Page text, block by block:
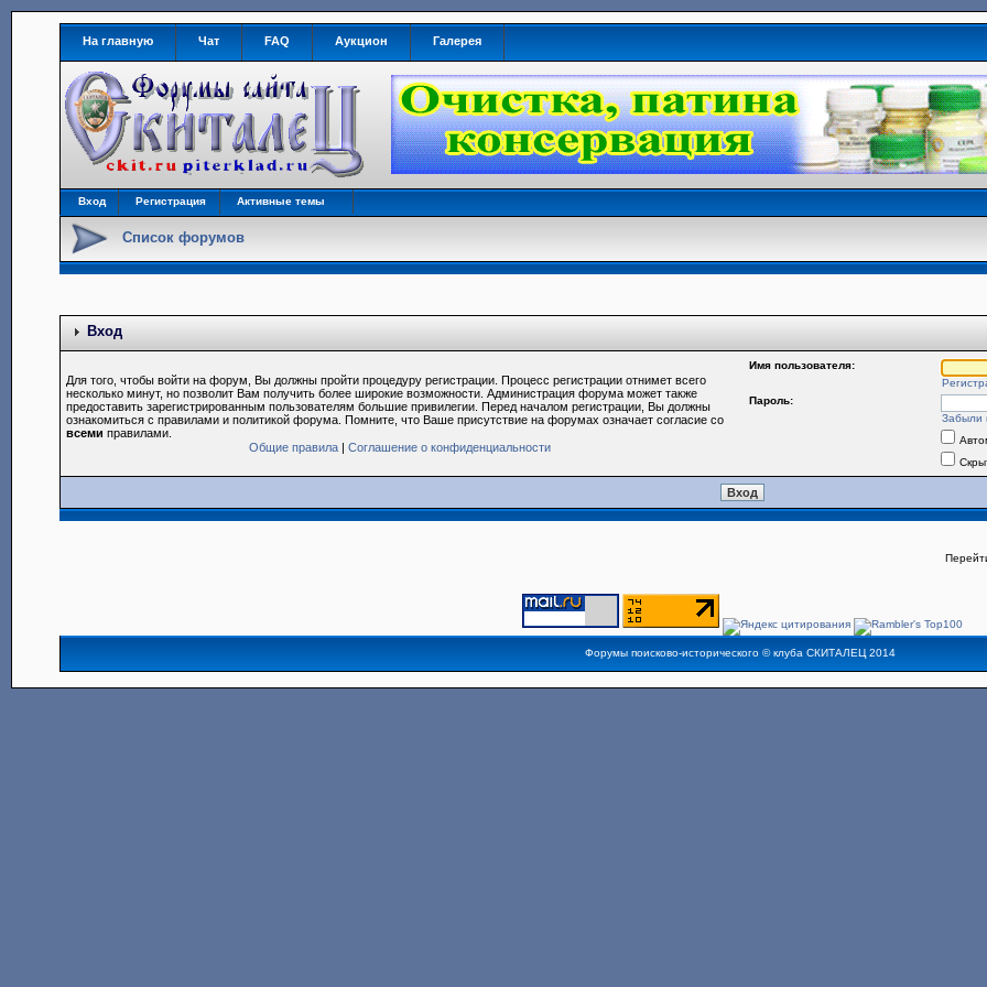
На главную Чат FAQ Аукцион Галерея
Вход Регистрация Активные темы
Список форумов
Вход
Для того, чтобы войти на форум, Вы должны пройти процедуру регистрации. Процесс регистрации отнимет всего
несколько минут, но позволит Вам получить более широкие возможности. Администрация форума может также
предоставить зарегистрированным пользователям большие привилегии. Перед началом регистрации, Вы должны
ознакомиться с правилами и политикой форума. Помните, что Ваше присутствие на форумах означает согласие со
всеми правилами.
Общие правила |Соглашение о конфиденциальности
Имя пользователя:
Пароль:
Забыли
Форумы поисково-исторического ©клуба СКИТАЛЕЦ2014